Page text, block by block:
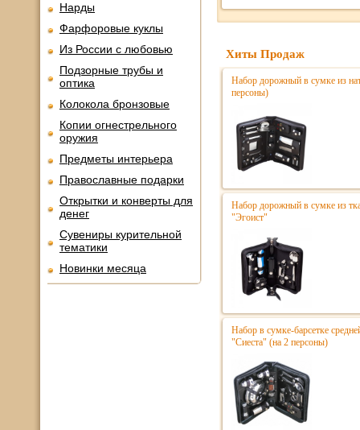
Нарды
Фарфоровые куклы
Из России с любовью
Подзорные трубы и
оптика
Колокола бронзовые
Копии огнестрельного
оружия
Предметы интерьера
Православные подарки
Открытки и конверты для
денег
Сувениры курительной
тематики
Новинки месяца
Хиты Продаж
Набор дорожный в сумке из
персоны)
Набор дорожный в сумке из
"Эгоист"
Набор в сумке-барсетке
"Сиеста" (на 2 персоны)